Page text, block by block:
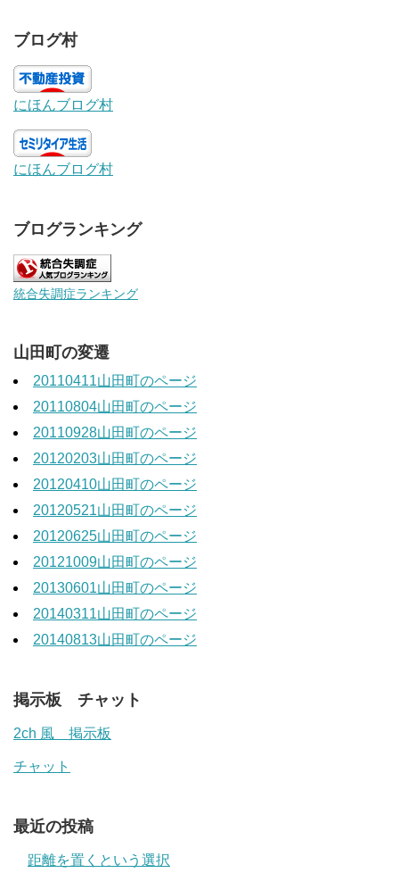
ブログ村
にほんブログ村
にほんブログ村
ブログランキング
統合失調症ランキング
山田町の変遷
20110411山田町のページ
20110804山田町のページ
20110928山田町のページ
20120203山田町のページ
20120410山田町のページ
20120521山田町のページ
20120625山田町のページ
20121009山田町のページ
20130601山田町のページ
20140311山田町のページ
20140813山田町のページ
掲示板 チャット
2ch 風 掲示板
チャット
最近の投稿
距離を置くという選択